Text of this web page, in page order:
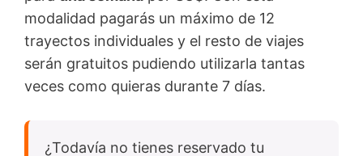
modalidad pagarás un máximo de 12
trayectos individuales y el resto de viajes
serán gratuitos pudiendo utilizarla tantas
veces como quieras durante 7 días.
¿Todavía no tienes reservado tu